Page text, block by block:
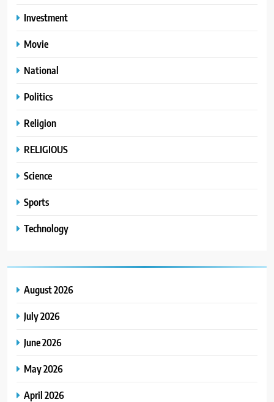
Investment
Movie
National
Politics
Religion
RELIGIOUS
Science
Sports
Technology
August 2026
July 2026
June 2026
May 2026
April 2026